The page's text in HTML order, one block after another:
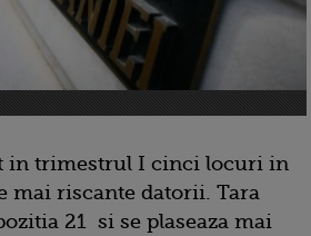
in trimestrul I cinci locuri in
mai riscante datorii. Tara
21 si se plaseaza mai